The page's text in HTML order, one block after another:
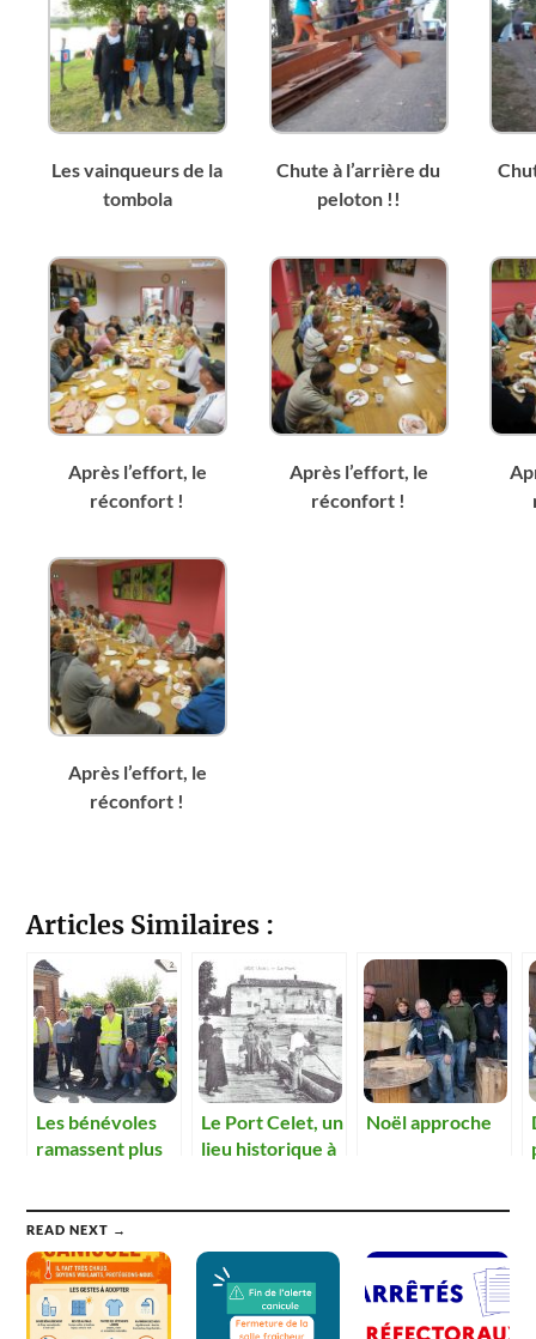
Les vainqueurs de la
tombola
Chute à l’arrière du
peloton !!
Après l’effort, le
réconfort !
Après l’effort, le
réconfort !
Après l’effort, le
réconfort !
Articles Similaires :
Les bénévoles
ramassent plus
nature
Le Port Celet, un
lieu historique à
Noël approche
READ NEXT →